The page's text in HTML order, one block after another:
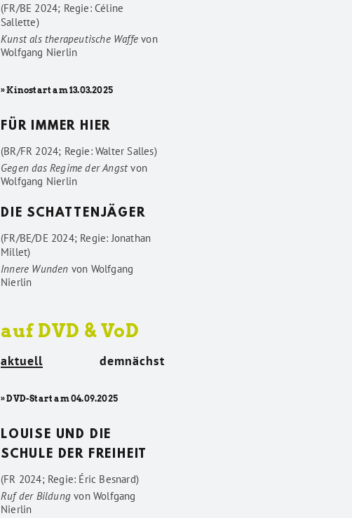
(FR/BE 2024; Regie: Céline
Sallette)
Kunst als therapeutische Waffevon
Wolfgang Nierlin
» Kinostart am 13.03.2025
FÜR IMMER HIER
(BR/FR 2024; Regie: Walter Salles)
Gegen das Regime der Angstvon
Wolfgang Nierlin
DIE SCHATTENJÄGER
(FR/BE/DE 2024; Regie: Jonathan
Millet)
Innere Wunden von Wolfgang
Nierlin
auf DVD & VoD
aktuell demnächst
» DVD-Start am 04.09.2025
LOUISE UND DIE
SCHULE DER FREIHEIT
(FR 2024; Regie: Éric Besnard)
Ruf der Bildungvon Wolfgang
Nierlin